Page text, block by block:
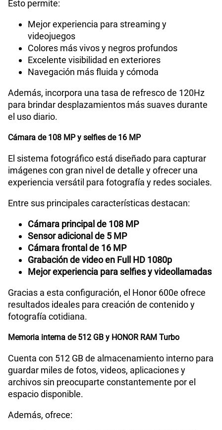
Esto permite:
Mejor experiencia para streaming y
videojuegos
Colores más vivos y negros profundos
Excelente visibilidad en exteriores
Navegación más fluida y cómoda
Además, incorpora una tasa de refresco de 120Hz
para brindar desplazamientos más suaves durante
el uso diario.
Cámara de 108 MP y selfies de 16 MP
El sistema fotográfico está diseñado para capturar
imágenes con gran nivel de detalle y ofrecer una
experiencia versátil para fotografía y redes sociales.
Entre sus principales características destacan:
Cámara principal de 108 MP
Sensor adicional de 5 MP
Cámara frontal de 16 MP
Grabación de video en Full HD 1080p
Mejor experiencia para selfies y videollamadas
Gracias a esta configuración, el Honor 600e ofrece
resultados ideales para creación de contenido y
fotografía cotidiana.
Memoria interna de 512 GB y HONOR RAM Turbo
Cuenta con 512 GB de almacenamiento interno para
guardar miles de fotos, videos, aplicaciones y
archivos sin preocuparte constantemente por el
espacio disponible.
Además, ofrece: